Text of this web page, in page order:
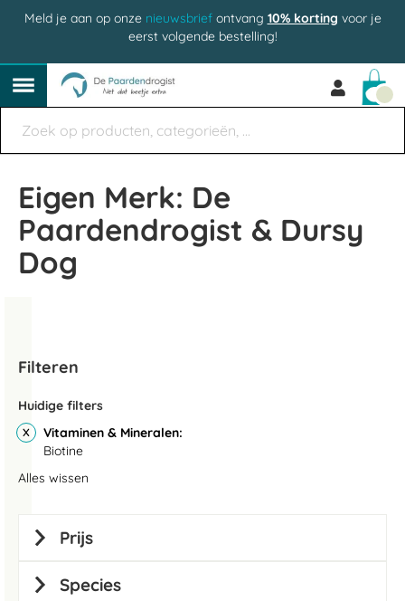
Meld je aan op onze nieuwsbriefontvang 10% korting voor je
eerst volgende bestelling!
Eigen Merk: De
Paardendrogist & Dursy
Dog
Filteren
Huidige filters
Vitaminen & Mineralen
Biotine
Alles wissen
Prijs
Species